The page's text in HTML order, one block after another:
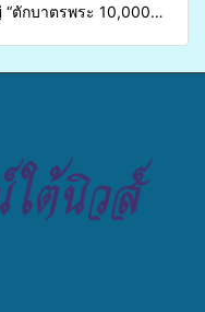
“ตักบาตรพระ 10,000